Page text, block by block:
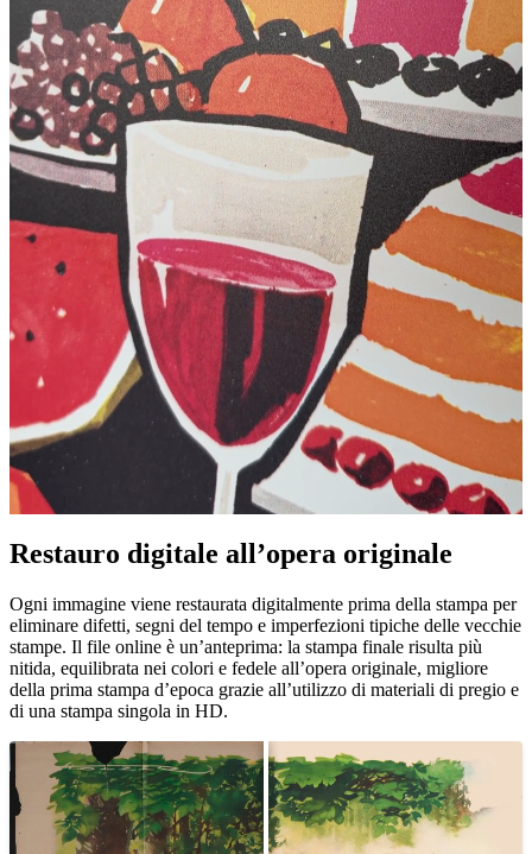
Restauro digitale all’opera originale
Ogni immagine viene restaurata digitalmente prima della stampa per
eliminare difetti, segni del tempo e imperfezioni tipiche delle vecchie
stampe. Il file online è un’anteprima: la stampa finale risulta più
nitida, equilibrata nei colori e fedele all’opera originale, migliore
della prima stampa d’epoca grazie all’utilizzo di materiali di pregio e
di una stampa singola in HD.